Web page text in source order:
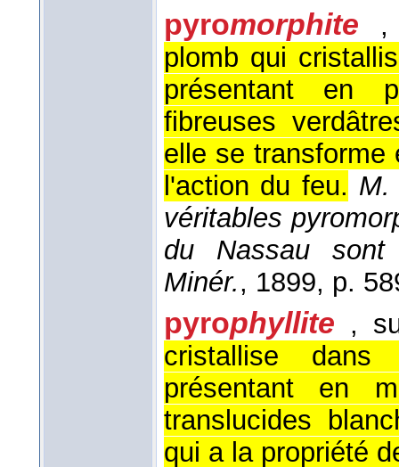
pyromorphite
,
plomb qui
présentant en
fibreuses
elle se transforme
l'action du feu. M.
véritables
du Nassau sont
Minér., 1899, p.
pyrophyllite ,
cristallise
présentant en
translucides
qui a la propriété